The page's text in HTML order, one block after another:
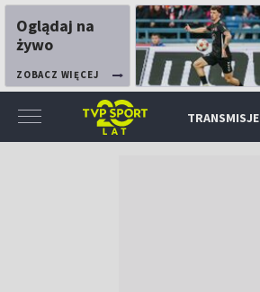
Oglądaj na
żywo
ZOBACZ WIĘCEJ
TRANSMISJE